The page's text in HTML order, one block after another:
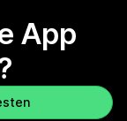
App